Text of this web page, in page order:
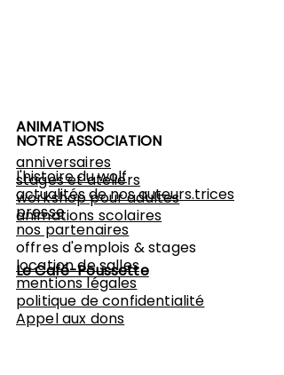
ANIMATIONS
anniversaires
stages et ateliers
workshoppour adultes
animations scolaires
Le Café-Poussette
NOTRE ASSOCIATION
l'histoire du wolf
actualités de nos auteurs.trices
presse
nos partenaires
offres d'emplois & stages
location de salles
mentions légales
politique de confidentialité
Appel aux dons